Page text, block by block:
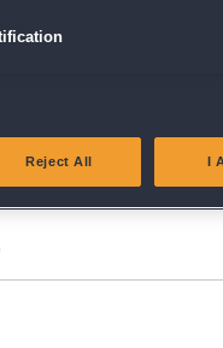
stehen. Wir gehen davon
bis zum Ende.
fix errors
automatically
Reject All I